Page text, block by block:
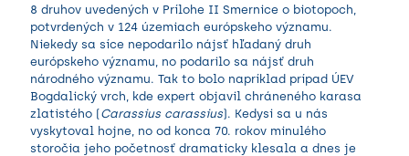
8 druhov uvedených v Prílohe II Smernice o biotopoch,
potvrdených v 124 územiach európskeho významu.
Niekedy sa síce nepodarilo nájsť hľadaný druh
európskeho významu, no podarilo sa nájsť druh
národného významu. Tak to bolo napríklad prípad ÚEV
Bogdalický vrch, kde expert objavil chráneného karasa
zlatistého (Carassius carassius). Kedysi sa u nás
vyskytoval hojne, no od konca 70. rokov minulého
storočia jeho početnosť dramaticky klesala a dnes je